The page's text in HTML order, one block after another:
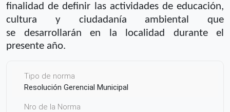
finalidad dedefinir las actividades de educación,
cultura y ciudadanía ambiental que
se desarrollarán en la localidad durante el
presente año.
Tipo de norma
Resolución Gerencial Municipal
Nro de la Norma